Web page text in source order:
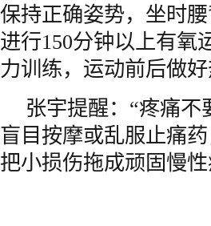
保持正确姿势，坐时
进行150分钟以上有氧
力训练，运动前后做好
张宇提醒：“疼痛
盲目按摩或乱服止痛
把小损伤拖成顽固慢性